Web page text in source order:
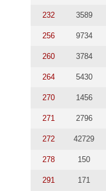
232 3589
256 9734
260 3784
264 5430
270 1456
271 2796
272 42729
278 150
291 171